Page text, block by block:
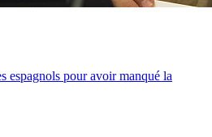
espagnols pour avoir manqué la